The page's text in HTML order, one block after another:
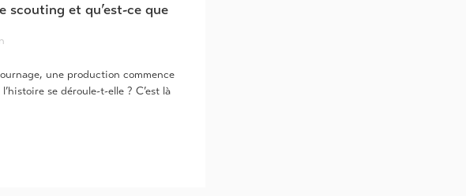
scouting et qu’est-ce que
une production commence
se déroule-t-elle ? C’est là